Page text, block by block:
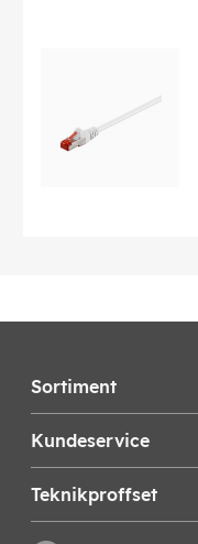
Sortiment
Kundeservice
Teknikproffset